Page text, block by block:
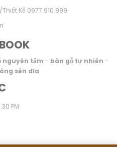
Kế 0977.910.999
nguyên tấm - bàn gỗ tự nhiên -
sên dĩa
PM